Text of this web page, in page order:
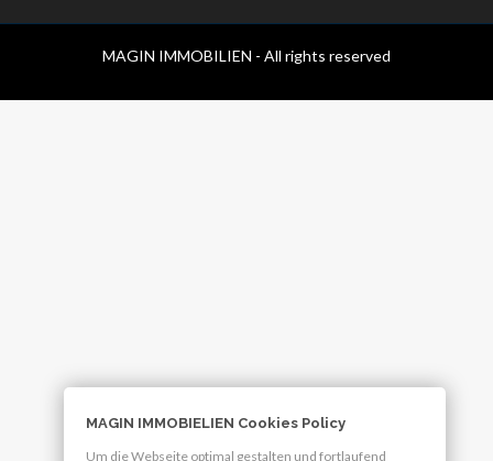
MAGIN IMMOBILIEN - All rights reserved
MAGIN IMMOBIELIEN Cookies Policy
Um die Webseite optimal gestalten und fortlaufend